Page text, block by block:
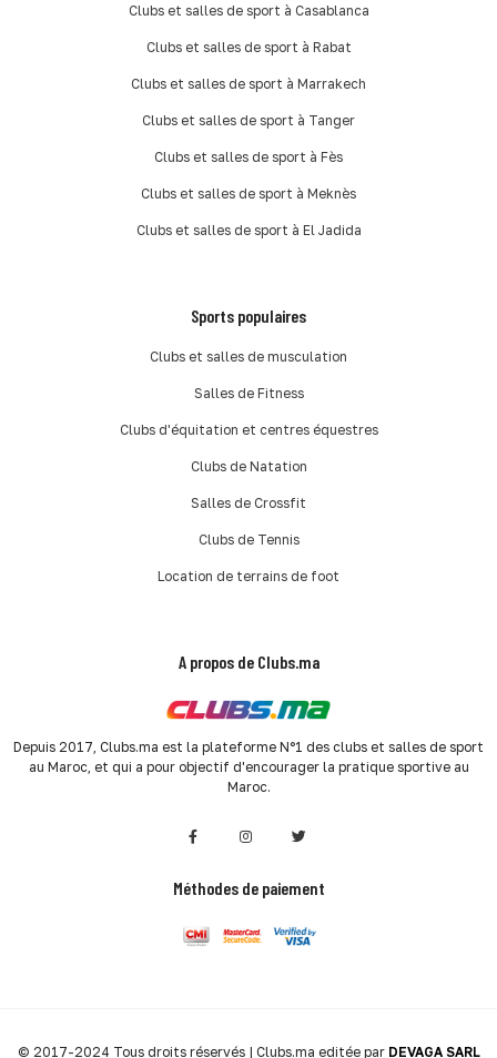
Clubs et salles de sport à Casablanca
Clubs et salles de sport à Rabat
Clubs et salles de sport à Marrakech
Clubs et salles de sport à Tanger
Clubs et salles de sport à Fès
Clubs et salles de sport à Meknès
Clubs et salles de sport à El Jadida
Sports populaires
Clubs et salles de musculation
Salles de Fitness
Clubs d'équitation et centres équestres
Clubs de Natation
Salles de Crossfit
Clubs de Tennis
Location de terrains de foot
A propos de Clubs.ma
Depuis 2017, Clubs.ma est la plateforme N°1 des clubs et salles de sport
au Maroc, et qui a pour objectif d'encourager la pratique sportive au
Maroc.
Méthodes de paiement
© 2017-2024 Tous droits réservés | Clubs.ma editée par DEVAGA SARL